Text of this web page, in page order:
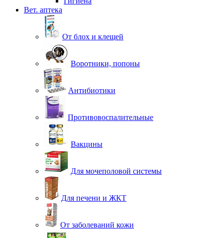
Вет. аптека
От блох и клещей
Воротники, попоны
Антибиотики
Противовоспалительные
Вакцины
Для мочеполовой системы
Для печени и ЖКТ
От заболеваний кожи